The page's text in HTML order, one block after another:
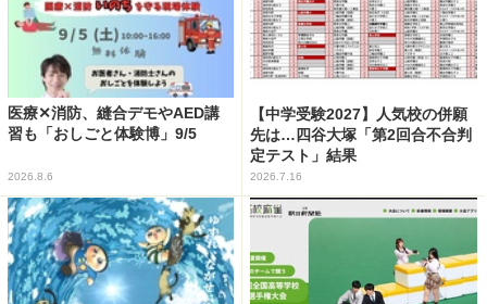
医療✕消防、縫合デモやAED講
習も「おしごと体験博」9/5
2026.8.6
【中学受験2027】人気校の併願
先は…四谷大塚「第2回合不合判
定テスト」結果
2026.7.16